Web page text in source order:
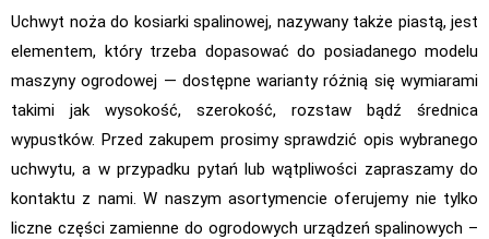
Uchwyt noża do kosiarki spalinowej, nazywany także piastą, jest
elementem, który trzeba dopasować do posiadanego modelu
maszyny ogrodowej — dostępne warianty różnią się wymiarami
takimi jak wysokość, szerokość, rozstaw bądź średnica
wypustków. Przed zakupem prosimy sprawdzić opis wybranego
uchwytu, a w przypadku pytań lub wątpliwości zapraszamy do
kontaktu z nami. W naszym asortymencie oferujemy nie tylko
liczne części zamienne do ogrodowych urządzeń spalinowych –